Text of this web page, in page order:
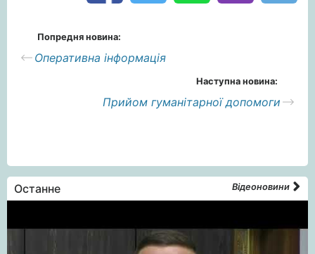
Попредня новина:
Оперативна інформація
Наступна новина:
Прийом гуманітарної допомоги
Останне Відеоновини